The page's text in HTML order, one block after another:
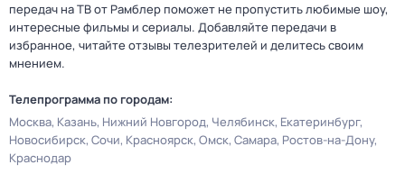
передач на ТВ от Рамблер поможет не пропустить любимые шоу,
интересные фильмы и сериалы. Добавляйте передачи в
избранное, читайте отзывы телезрителей и делитесь своим
мнением.
Телепрограмма по городам:
Москва Казань Нижний Новгород Челябинск Екатеринбург
Новосибирск Сочи Красноярск Омск Самара Ростов-на-Дону
Краснодар